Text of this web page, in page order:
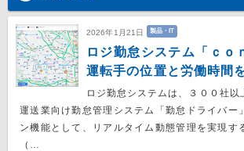
2026年1月21日 製品・IT
ロジ勤怠システム「ｃ
運転手の位置と労働時間
ロジ勤怠システムは、３００社以
運送業向け勤怠管理システム「勤怠ドライバー
ン機能として、リアルタイム動態管理を実現す
（…